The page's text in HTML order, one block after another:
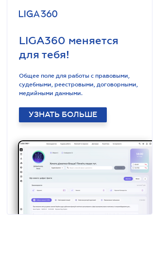
LIGA360 меняется
для тебя!
Общее поле для работы с правовыми,
судебными, реестровыми, договорными,
медийными данными.
УЗНАТЬ БОЛЬШЕ